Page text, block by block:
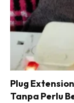
Plug
Tanpa Perlu